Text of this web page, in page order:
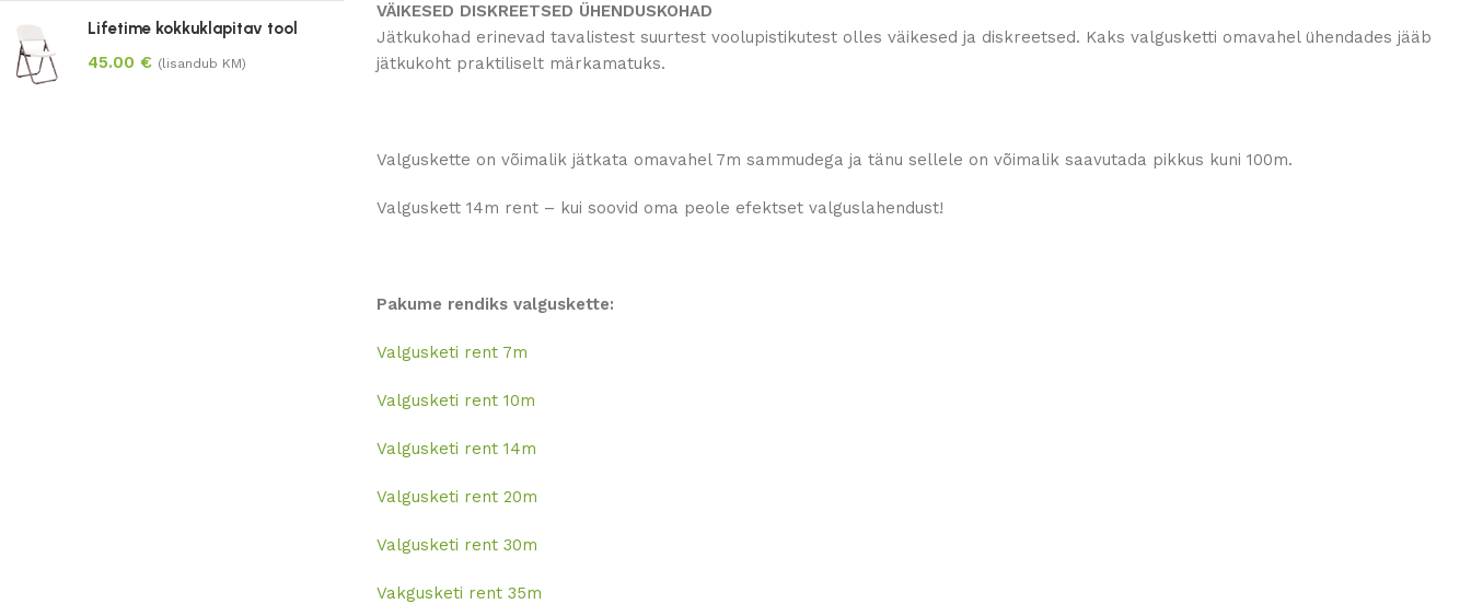
Lifetime kokkuklapitav tool
45.00 € (lisandub KM)
VÄIKESED DISKREETSED ÜHENDUSKOHAD
Jätkukohad erinevad tavalistest suurtest voolupistikutest olles väikesed ja diskreetsed. Kaks valgusketti omavahel ühendades jääb
jätkukoht praktiliselt märkamatuks.
Valguskette on võimalik jätkata omavahel 7m sammudega ja tänu sellele on võimalik saavutada pikkus kuni 100m.
Valguskett 14m rent – kui soovid oma peole efektset valguslahendust!
Pakume rendiks valguskette:
Valgusketi rent 7m
Valgusketi rent 10m
Valgusketi rent 14m
Valgusketi rent 20m
Valgusketi rent 30m
Vakgusketi rent 35m